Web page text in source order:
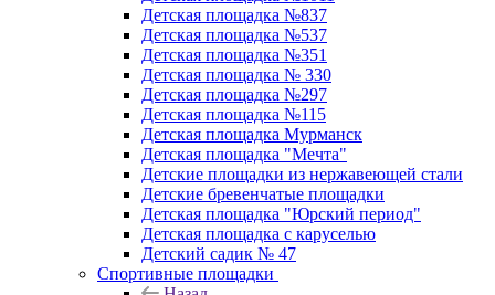
Детская площадка №837
Детская площадка №537
Детская площадка №351
Детская площадка № 330
Детская площадка №297
Детская площадка №115
Детская площадка Мурманск
Детская площадка "Мечта"
Детские площадки из нержавеющей стали
Детские бревенчатые площадки
Детская площадка "Юрский период"
Детская площадка с каруселью
Детский садик № 47
Спортивные площадки